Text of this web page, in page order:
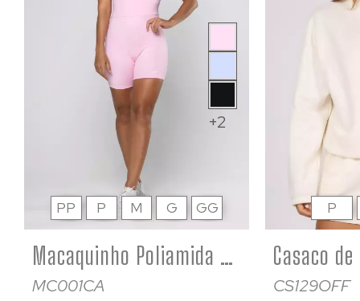
+2
Macaquinho Poliamida Rosa bebê Fitness Feminino de Alcinha
MC001CA
PP P M G GG
CS129OFF
P